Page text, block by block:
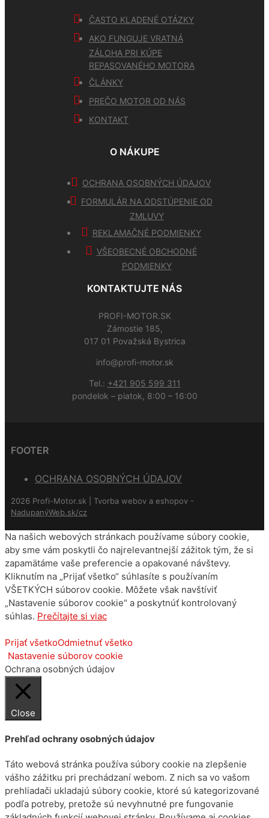
ČASTO KLADENÉ OTÁZKY
AKO FUNGUJE VRATNÁ
ZÁLOHA PRI KÚPE
REPASOVANÉHO MOTORA
ČLÁNKY
PREČO MOTOR OD NÁS
KONTAKT
O NÁKUPE
OCHRANA OSOBNÝCH ÚDAJOV
FORMULÁR NA ODSTÚPENIE OD
ZMLUVY
REKLAMAČNÉ PODMIENKY
VŠEOBECNÉ OBCHODNÉ
PODMIENKY
KONTAKTUJTE NÁS
PROFI-MOTOR.SK
Zámostie 185,
017 01 Považská Bystrica
info@profi-motor.sk
Tel.: +421 905 599 311
pondelok – piatok, 8:00 – 16:00
FOOTER
OCHRANA OSOBNÝCH ÚDAJOV
2026 Profi-Motor.sk | Tvorba webov a eshopov -
NadupanýWeb.sk/cz
Na našich webových stránkach používame súbory cookie,
aby sme vám poskytli čo najrelevantnejší zážitok tým, že si
zapamätáme vaše preferencie a opakované návštevy.
Kliknutím na „Prijať všetko“ súhlasíte s používaním
VŠETKÝCH súborov cookie. Môžete však navštíviť
„Nastavenie súborov cookie“ a poskytnúť kontrolovaný
súhlas. Prečítajte si viac
Prijať všetkoOdmietnuť všetko
Nastavenie súborov cookie
Ochrana osobných údajov
Close
Prehľad ochrany osobných údajov
Táto webová stránka používa súbory cookie na zlepšenie
vášho zážitku pri prechádzaní webom. Z nich sa vo vašom
prehliadači ukladajú súbory cookie, ktoré sú kategorizované
podľa potreby, pretože sú nevyhnutné pre fungovanie